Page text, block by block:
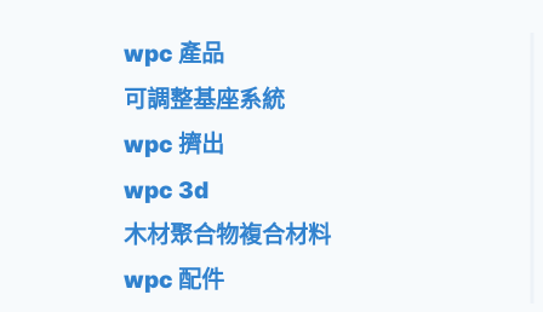
wpc 產品
可調整基座系統
wpc 擠出
wpc 3d
木材聚合物複合材料
wpc 配件